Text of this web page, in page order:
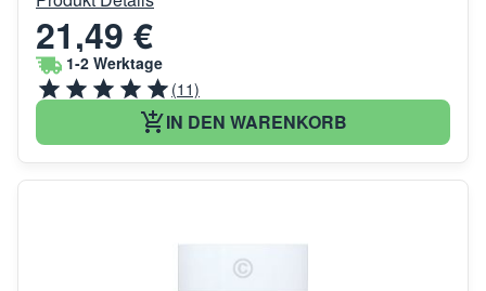
21,49 €
1-2 Werktage
(11)
IN DEN WARENKORB